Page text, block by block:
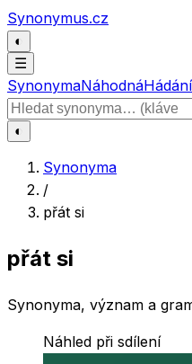
Přeskočit na obsah
Synonymus.cz
◐
☰
SynonymaNáhodnáHádání
Hledat slovo
◐
Synonyma
/
přát si
přát si
Synonyma, význam a
Náhled při sdílení